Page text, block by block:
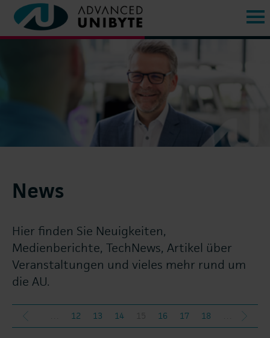
News
Hier finden Sie Neuigkeiten,
Medienberichte, TechNews, Artikel über
Veranstaltungen und vieles mehr rund um
die AU.
12 13 14 15 16 17 18